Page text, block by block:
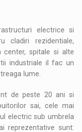
electrice si
cladiri rezidentiale,
center, spitale si alte
industriale il fac un
lume.
de peste 20 ani si
sai, cele mai
electric sub umbrela
reprezentative sunt: